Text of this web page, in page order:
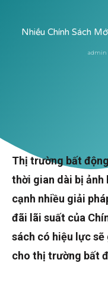
Nhiều Chính Sách
admin
Thị trường bất
thời gian dài bị ảnh
cạnh nhiều giải
đãi lãi suất của
sách có hiệu lực
cho thị trường bất